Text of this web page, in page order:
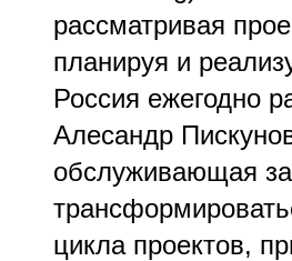
рассматривая
планируя и
Россия ежегодно
Алесандр
обслуживающая
цикла проектов,